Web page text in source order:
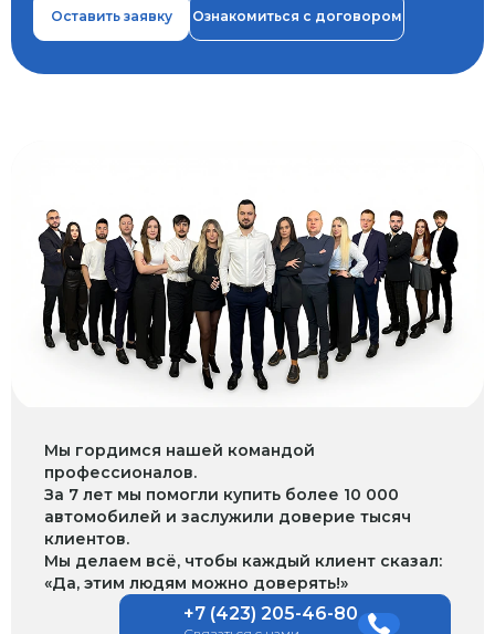
Оставить заявку Ознакомиться с договором
Мы гордимся нашей командой
профессионалов.
За 7 лет мы помогли купить более 10 000
автомобилей и заслужили доверие тысяч
клиентов.
Мы делаем всё, чтобы каждый клиент сказал:
«Да, этим людям можно доверять!»
+7 (423) 205-46-80